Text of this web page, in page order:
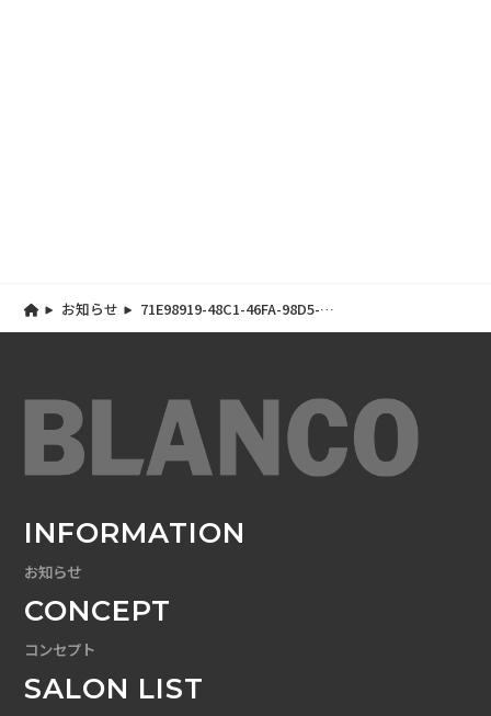
お知らせ
71E98919-48C1-46FA-98D5-
279827833594
INFORMATION
お知らせ
CONCEPT
コンセプト
SALON LIST